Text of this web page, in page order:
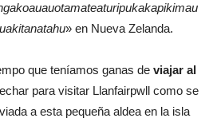
» en Nueva Zelanda.
que teníamos ganas de viajar al
para visitar Llanfairpwll como se
a esta pequeña aldea en la isla